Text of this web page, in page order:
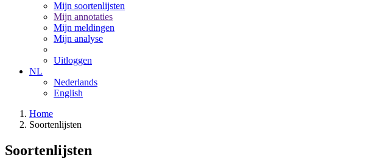
Mijn soortenlijsten
Mijn annotaties
Mijn meldingen
Mijn analyse
Uitloggen
NL
Nederlands
English
Home
Soortenlijsten
Soortenlijsten